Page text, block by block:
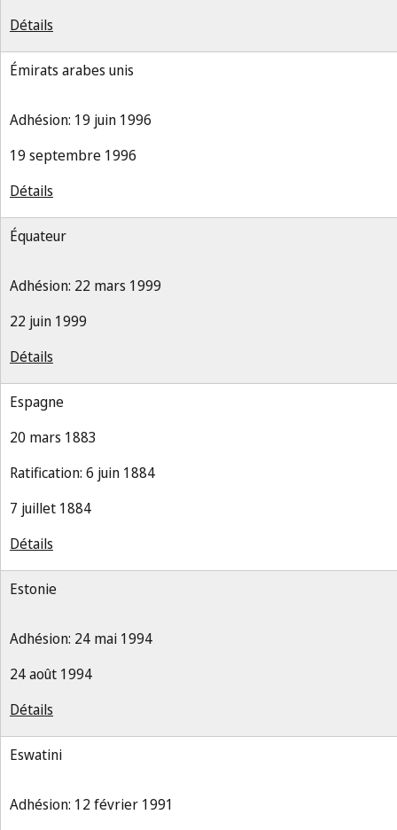
Détails
Émirats arabes unis
Adhésion: 19 juin 1996
19 septembre 1996
Détails
Équateur
Adhésion: 22 mars 1999
22 juin 1999
Détails
Espagne
20 mars 1883
Ratification: 6 juin 1884
7 juillet 1884
Détails
Estonie
Adhésion: 24 mai 1994
24 août 1994
Détails
Eswatini
Adhésion: 12 février 1991